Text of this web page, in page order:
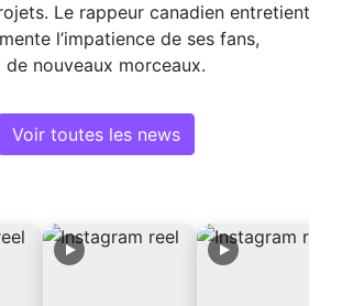
Le rappeur canadien entretient
l’impatience de ses fans,
de nouveaux morceaux.
Voir toutes les news